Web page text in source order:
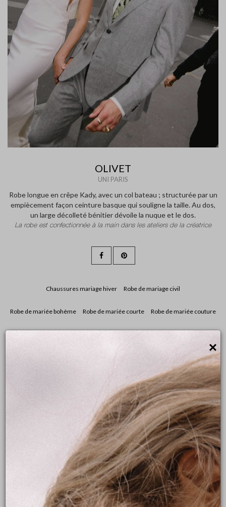
×
OLIVET
UNI PARIS
Robe longue en crêpe Kady, avec un col bateau ; structurée par un
empiècement façon ceinture basque qui souligne la taille. Au dos,
un large décolleté bénitier dévoile la nuque et le dos.
La robe est confectionnée à la main dans les ateliers de la créatrice
Chaussures mariage hiver Robe de mariage civil
Robe de mariée bohème Robe de mariée courte Robe de mariée couture
Robe de mariée fluide
Robe de mariée moins de 2500€
Tendance robes de mariée 2019
Prendre rendez-vous